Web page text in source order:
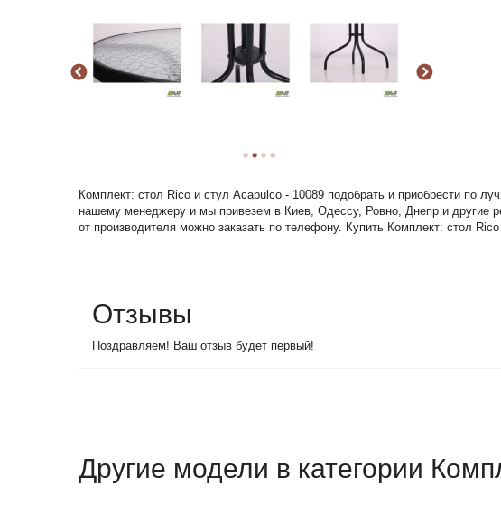
Комплект: стол Rico и стул Acapulco - 10089 подобрать и приобрести по
нашему менеджеру и мы привезем в Киев, Одессу, Ровно, Днепр и другие
от производителя можно заказать по телефону. Купить Комплект: стол
Отзывы
Поздравляем! Ваш отзыв будет первый!
Другие модели в категории